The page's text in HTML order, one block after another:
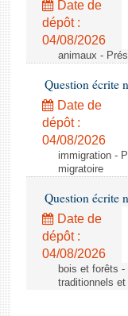
Date de
dépôt :
04/08/2026
animaux -
Question écrite
Date de
dépôt :
04/08/2026
immigration -
migratoire
Question écrite
Date de
dépôt :
04/08/2026
bois et forêts
traditionnels